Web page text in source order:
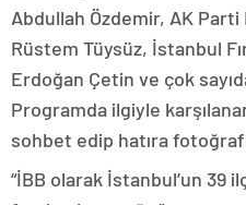
Abdullah Özdemir, AK Parti
Rüstem Tüysüz, İstanbul
Erdoğan Çetin ve çok
Programda ilgiyle
sohbet edip hatıra
“İBB olarak İstanbul’un 39